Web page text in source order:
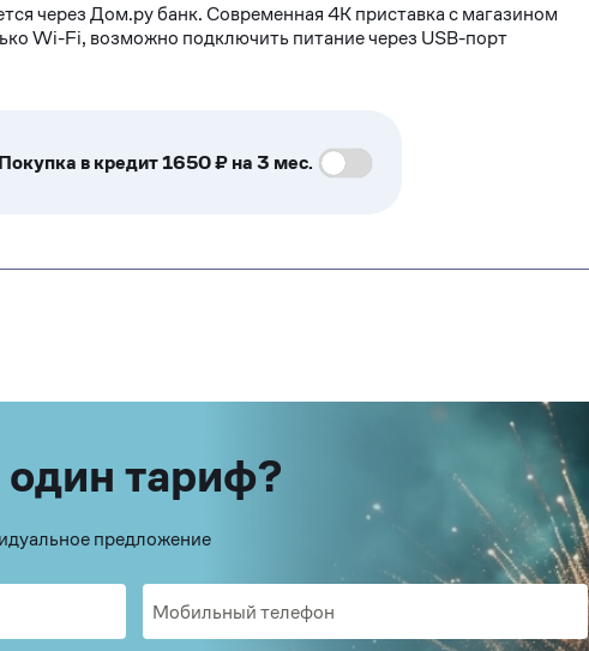
через Дом.ру банк. Современная 4К приставка с магазином
Wi-Fi, возможно подключить питание через USB-порт
Покупка в кредит 1650 ₽ на 3 мес.
тариф?
предложение